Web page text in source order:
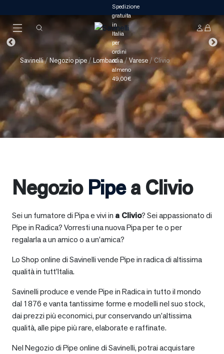
Savinelli/ Negozio pipe/Lombardia/Varese /Clivio
Negozio Pipea Clivio
Sei un fumatore di Pipa e vivi in a Clivio? Sei appassionato di
Pipe in Radica? Vorresti una nuova Pipa per te o per
regalarla a un amico o a un’amica?
Lo Shop online di Savinelli vende Pipe in radica di altissima
qualità in tutt’Italia.
Savinelli produce e vende Pipe in Radica in tutto il mondo
dal 1876 e vanta tantissime forme e modelli nel suo stock,
dai prezzi più economici, pur conservando un’altissima
qualità, alle pipe più rare, elaborate e raffinate.
Nel Negozio di Pipe online di Savinelli, potrai acquistare